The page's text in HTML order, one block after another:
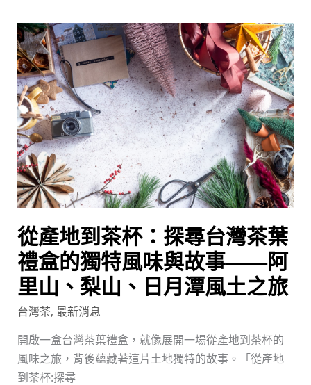
您
與
摯
愛
獻
上
雙
重
關
懷
從產地到茶杯：探尋台灣茶葉
禮盒的獨特風味與故事——阿
里山、梨山、日月潭風土之旅
台灣茶, 最新消息
開啟一盒台灣茶葉禮盒，就像展開一場從產地到茶杯的
風味之旅，背後蘊藏著這片土地獨特的故事。「從產地
到茶杯:探尋
從
產
地
到
茶
杯：
探
尋
台
灣
葉
禮
盒
的
獨
特
風
味